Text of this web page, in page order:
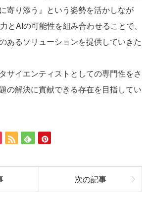
寄り添う』という姿勢を活かしなが
とAIの可能性を組み合わせることで、
あるソリューションを提供していきた
サイエンティストとしての専門性をさ
の解決に貢献できる存在を目指してい
次の記事